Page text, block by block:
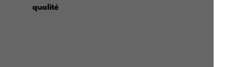
qualité